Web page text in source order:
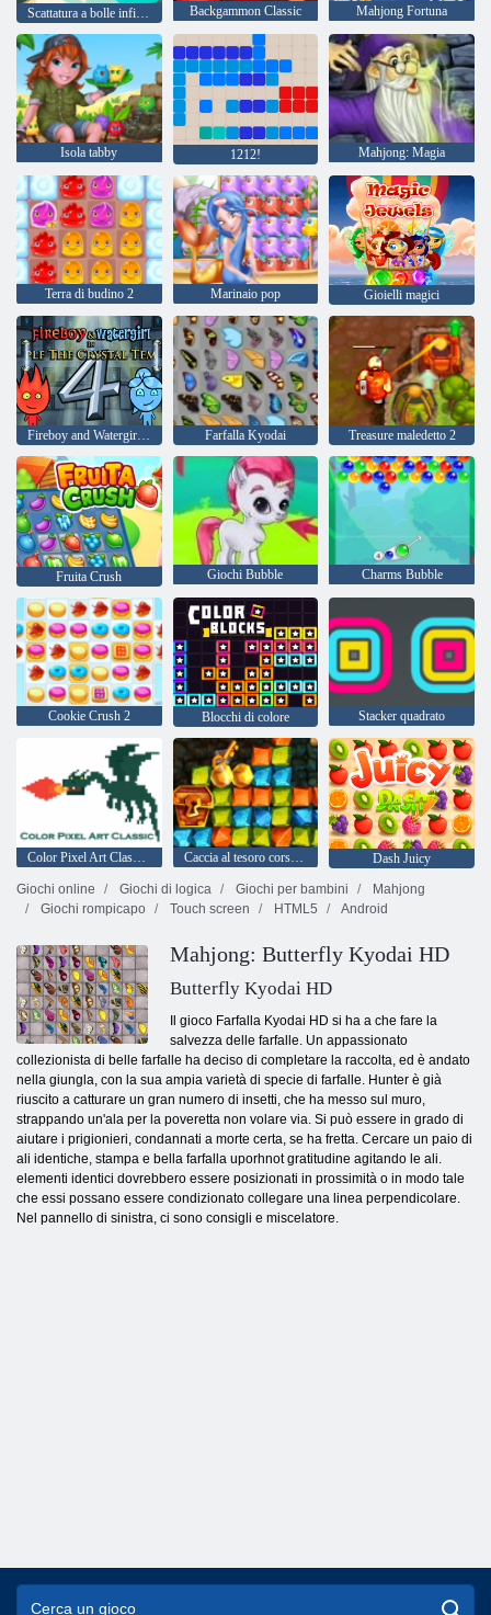
Backgammon Classic Mahjong Fortuna
Isola tabby 1212! Mahjong: Magia
Terra di budino 2 Marinaio pop Gioielli magici
Fireboy and Watergirl 4: Tempio di Cristallo Farfalla Kyodai Treasure maledetto 2
Fruita Crush Giochi Bubble Charms Bubble
Cookie Crush 2 Blocchi di colore Stacker quadrato
Color Pixel Art Classic - Pixel Paint by Numbers Caccia al tesoro corsa all'oro
Dash Juicy
Giochi online
Giochi di logica Giochi per bambini
Mahjong
Giochi rompicapo
Touch screen HTML5 Android
Mahjong: Butterfly Kyodai HD
Butterfly Kyodai HD
Il gioco Farfalla Kyodai HD si ha a che fare la
salvezza delle farfalle. Un appassionato
collezionista di belle farfalle ha deciso di completare la raccolta, ed è andato
nella giungla, con la sua ampia varietà di specie di farfalle. Hunter è già
riuscito a catturare un gran numero di insetti, che ha messo sul muro,
strappando un'ala per la poveretta non volare via. Si può essere in grado di
aiutare i prigionieri, condannati a morte certa, se ha fretta. Cercare un paio di
ali identiche, stampa e bella farfalla uporhnot gratitudine agitando le ali.
elementi identici dovrebbero essere posizionati in prossimità o in modo tale
che essi possano essere condizionato collegare una linea perpendicolare.
Nel pannello di sinistra, ci sono consigli e miscelatore.